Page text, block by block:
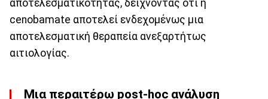
αποτελεσματικότητας, δείχνοντας ότι η
cenobamate αποτελεί ενδεχομένως μια
αποτελεσματική θεραπεία ανεξαρτήτως
αιτιολογίας.
Μια περαιτέρω post-hoc ανάλυση